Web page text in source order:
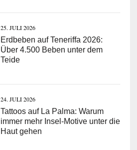
25. JULI 2026
Erdbeben auf Teneriffa 2026:
Über 4.500 Beben unter dem
Teide
24. JULI 2026
Tattoos auf La Palma: Warum
immer mehr Insel-Motive unter die
Haut gehen